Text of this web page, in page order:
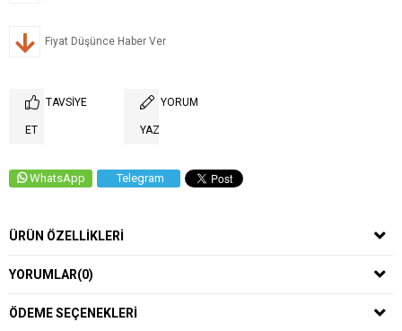
Fiyat Düşünce Haber Ver
TAVSIYE
ET
YORUM
YAZ
WhatsApp Telegram
ÜRÜN ÖZELLIKLERI
YORUMLAR(0)
ÖDEME SEÇENEKLERI